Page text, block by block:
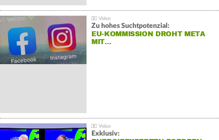
Zu hohes Suchtpotenzial:
EU-KOMMISSION DROHT META
MIT…
Exklusiv: